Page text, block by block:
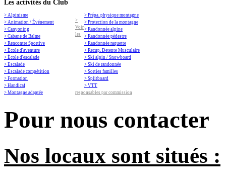
Les activités du Club
> Alpinisme
> Animation / Événement
> Canyoning
> Cabane de Balme
> Rencontre Sportive
> École d'aventure
> École d'escalade
> Escalade
> Escalade compétition
> Formation
> Handicaf
> Montagne adaptée
> Prépa. physique montagne
> Protection de la montagne
> Randonnée alpine
> Randonnée pédestre
> Randonnée raquette
> Recup. Detente Musculaire
> Ski alpin / Snowboard
> Ski de randonnée
> Sorties familles
> Splitboard
> VTT
>
Voir
les
responsables par commission
Pour nous contacter
Nos locaux sont situés :